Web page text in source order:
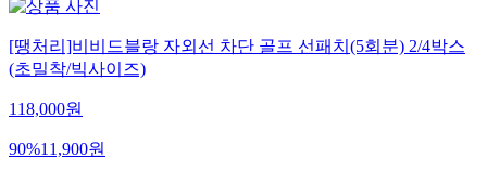
[땡처리]비비드블랑 자외선 차단 골프 선패치(5회분) 2/4박스
(초밀착/빅사이즈)
118,000원
90%11,900원